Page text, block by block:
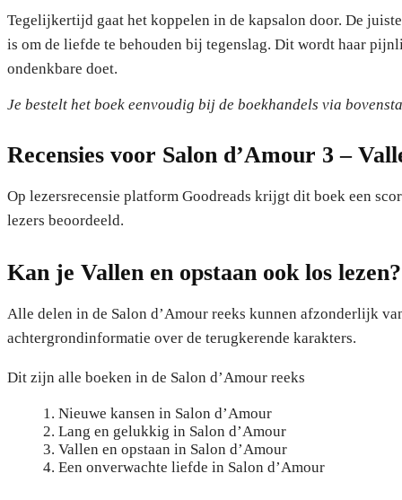
Tegelijkertijd gaat het koppelen in de kapsalon door. De
is om de liefde te behouden bij tegenslag. Dit wordt haar
ondenkbare doet.
Je bestelt het boek eenvoudig bij de boekhandels via
Recensies voor Salon d’Amour 3 –
Op lezersrecensie platform Goodreads krijgt dit boek een
lezers beoordeeld.
Kan je Vallen en opstaan ook los
Alle delen in de Salon d’Amour reeks kunnen afzonderlijk
achtergrondinformatie over de terugkerende karakters.
Dit zijn alle boeken in de Salon d’Amour reeks
Nieuwe kansen in Salon d’Amour
Lang en gelukkig in Salon d’Amour
Vallen en opstaan in Salon d’Amour
Een onverwachte liefde in Salon d’Amour